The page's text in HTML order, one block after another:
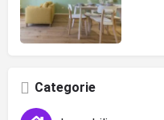
Categorie